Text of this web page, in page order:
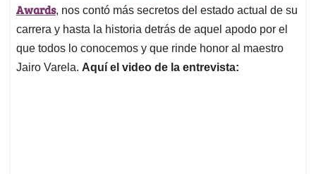
Awards, nos contó más secretos del estado actual de su
carrera y hasta la historia detrás de aquel apodo por el
que todos lo conocemos y que rinde honor al maestro
Jairo Varela. Aquí el video de la entrevista: